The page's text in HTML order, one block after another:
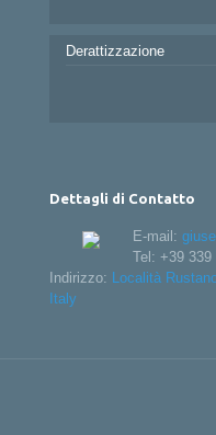
Derattizzazione
Dettagli di Contatto
E-mail:
Tel: +39 339
Indirizzo: Località
Italy